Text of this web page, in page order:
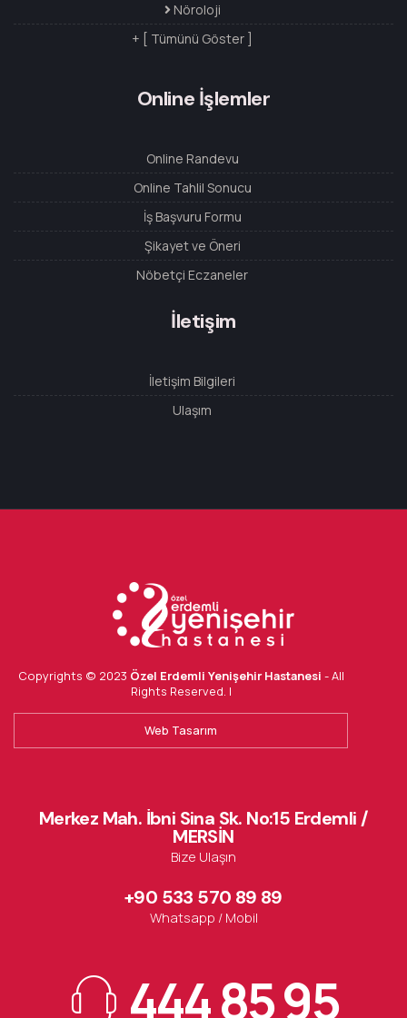
Nöroloji
+ [ Tümünü Göster ]
Online İşlemler
Online Randevu
Online Tahlil Sonucu
İş Başvuru Formu
Şikayet ve Öneri
Nöbetçi Eczaneler
İletişim
İletişim Bilgileri
Ulaşım
Copyrights © 2023 Özel Erdemli Yenişehir Hastanesi - All
Rights Reserved. |
Web Tasarım
Merkez Mah. İbni Sina Sk. No:15 Erdemli /
MERSİN
Bize Ulaşın
+90 533 570 89 89
Whatsapp / Mobil
444 85 95